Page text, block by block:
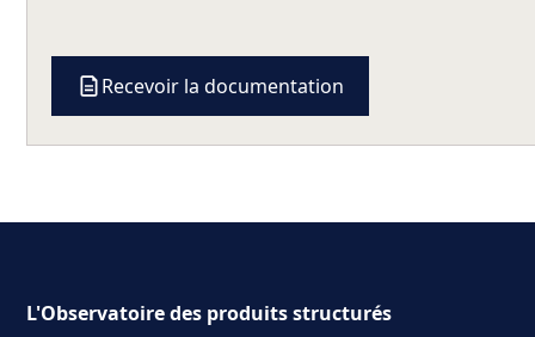
Recevoir la documentation
L'Observatoire des produits structurés